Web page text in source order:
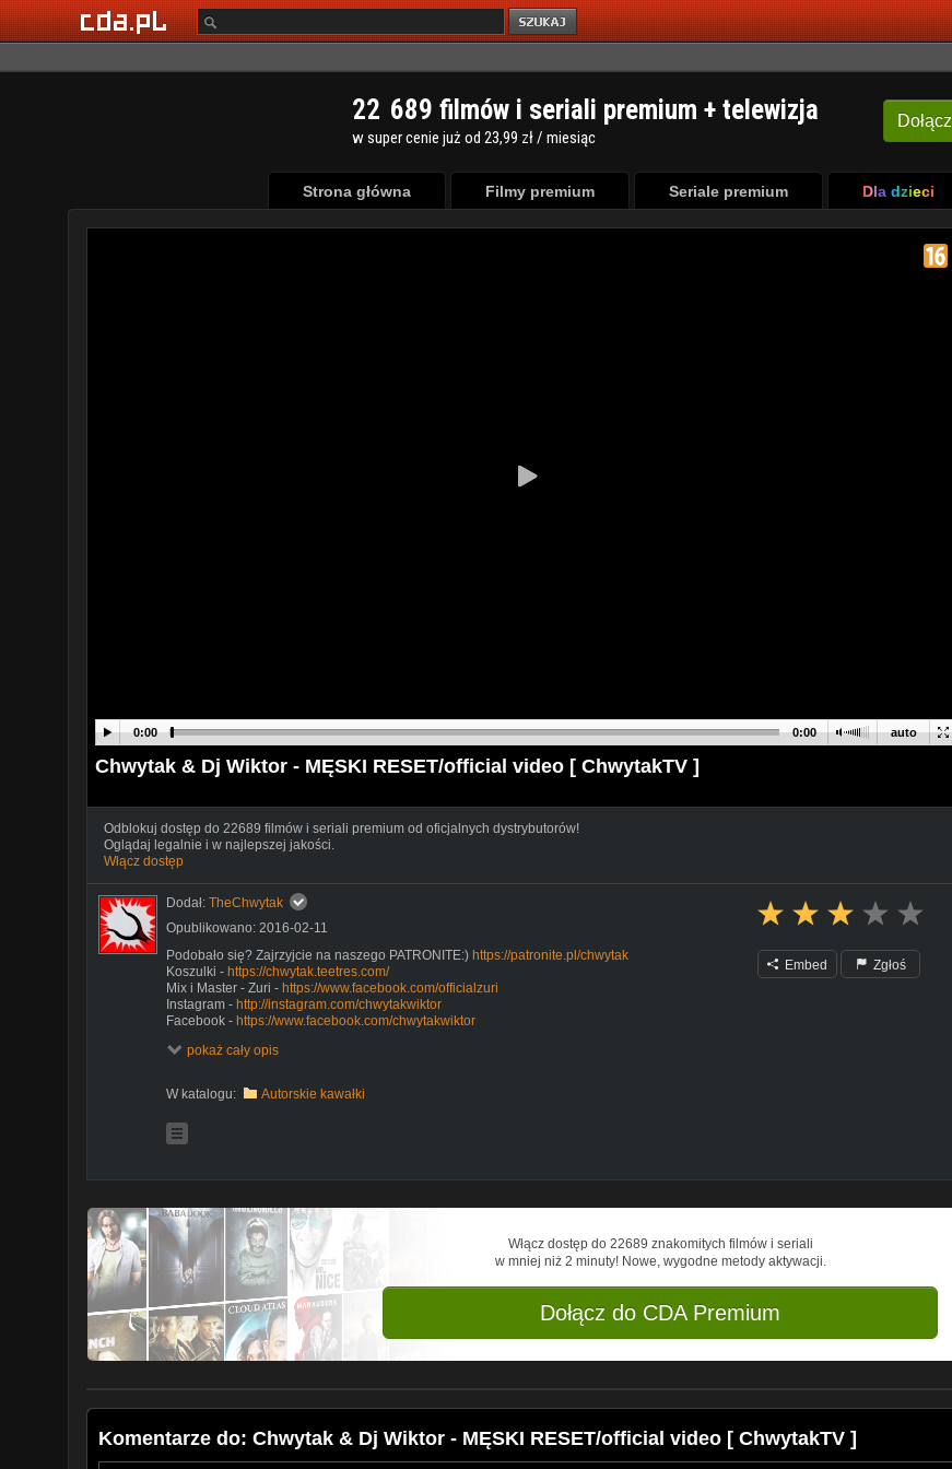
Dołącz
22 689 filmów i seriali premium + telewizja
w super cenie już od 23,99 zł / miesiąc
Strona główna Filmy premium Seriale premium Dla dzieci
auto
0:00 0:00
Chwytak & Dj Wiktor - MĘSKI RESET/official video [ ChwytakTV ]
Odblokuj dostęp do 22689 filmów i seriali premium od oficjalnych dystrybutorów!
Oglądaj legalnie i w najlepszej jakości.
Włącz dostęp
Dodał: TheChwytak
Opublikowano: 2016-02-11
Podobało się? Zajrzyjcie na naszego PATRONITE:) https://patronite.pl/chwytak
Koszulki - https://chwytak.teetres.com/
Mix i Master - Zuri - https://www.facebook.com/officialzuri
Instagram - http://instagram.com/chwytakwiktor
Facebook - https://www.facebook.com/chwytakwiktor
Na początku w tle -
https://www.youtube.com/watch?v=esF4aUD0KBs
https://www.youtube.com/watch?v=ausxl7vERmc
https://www.youtube.com/watch?v=r0KaNu5JpPA
https://www.youtube.com/watch?v=N3oriDsz_7g
https://www.youtube.com/watch?v=JluteDCfjVM
https://www.youtube.com/watch?v=DFLoY7y9GhA
https://www.youtube.com/watch?v=E5a29qTBEYg
https://www.youtube.com/watch?v=E5a29qTBEYg
https://www.youtube.com/watch?v=68ThZtFcBT8
https://www.youtube.com/watch?v=6Dky19pMqoU
https://www.youtube.com/watch?v=28Cn-1hmOZQ
pokaż cały opis
W katalogu: Autorskie kawałki
Embed Zgłoś
Włącz dostęp do 22689 znakomitych filmów i seriali
w mniej niż 2 minuty! Nowe, wygodne metody aktywacji.
Dołącz do CDA Premium
Komentarze do: Chwytak & Dj Wiktor - MĘSKI RESET/official video [ ChwytakTV ]